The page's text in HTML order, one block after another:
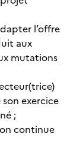
l’offre
aux
mutations
exercice
;
continue